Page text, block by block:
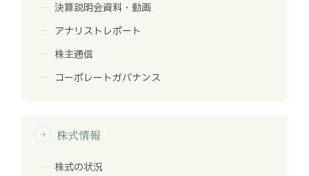
決算説明会資料・動画
アナリストレポート
株主通信
コーポレートガバナンス
arrow_forward 株式情報
株式の状況